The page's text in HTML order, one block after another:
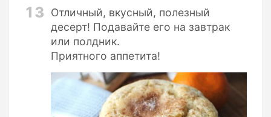
13
Отличный, вкусный, полезный
десерт! Подавайте его на завтрак
или полдник.
Приятного аппетита!